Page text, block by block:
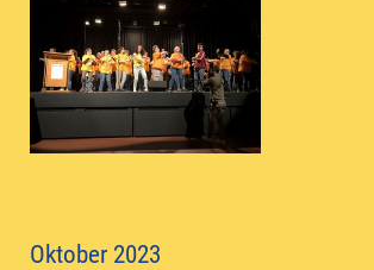
Oktober 2023